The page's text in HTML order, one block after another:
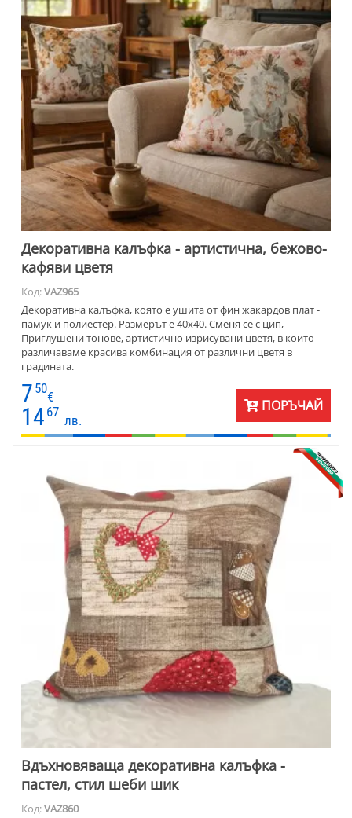
Декоративна калъфка - артистична, бежово-
кафяви цветя
Код:VAZ965
Декоративна калъфка, която е ушита от фин жакардов плат -
памук и полиестер. Размерът е 40х40. Сменя се с цип,
Приглушени тонове, артистично изрисувани цветя, в които
различаваме красива комбинация от различни цветя в
градината.
7 50
€
14 67
лв.
ПОРЪЧАЙ
Вдъхновяваща декоративна калъфка -
пастел, стил шеби шик
Код:VAZ860